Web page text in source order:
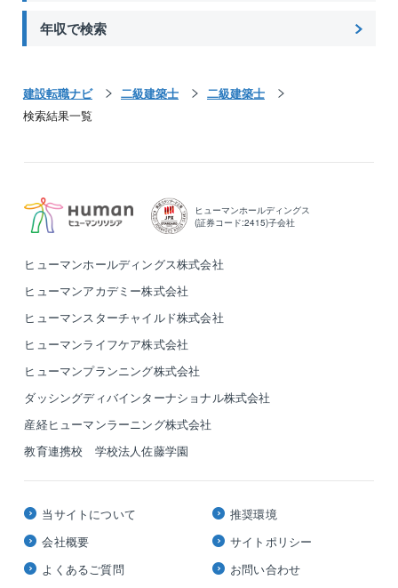
年収で検索
建設転職ナビ 二級建築士
二級建築士
検索結果一覧
ヒューマンホールディングス
(証券コード:2415)子会社
ヒューマンホールディングス株式会社
ヒューマンアカデミー株式会社
ヒューマンスターチャイルド株式会社
ヒューマンライフケア株式会社
ヒューマンプランニング株式会社
ダッシングディバインターナショナル株式会社
産経ヒューマンラーニング株式会社
教育連携校 学校法人佐藤学園
当サイトについて
会社概要
よくあるご質問
推奨環境
サイトポリシー
お問い合わせ